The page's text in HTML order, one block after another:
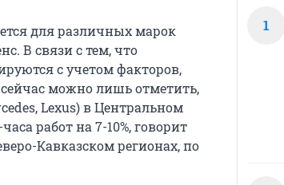
для различных марок
В связи с тем, что
с учетом факторов,
можно лишь отметить,
Lexus) в Центральном
работ на 7-10%, говорит
Кавказском регионах, по
1